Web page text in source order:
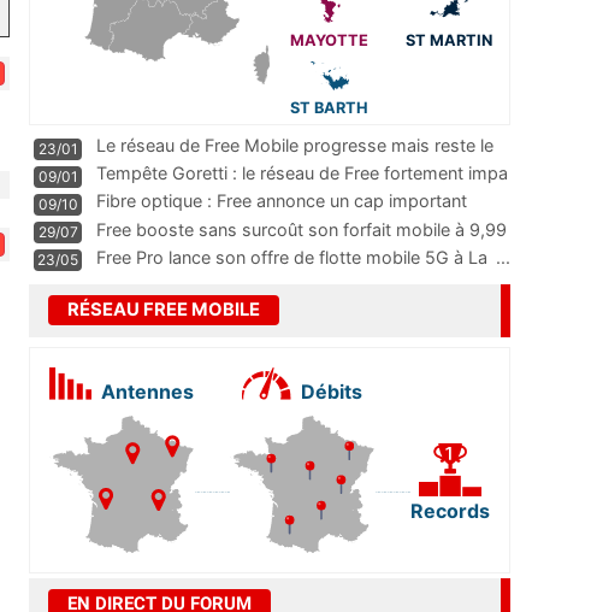
MAYOTTE ST MARTIN
ST BARTH
23/01
Le réseau de Free Mobile progresse mais reste le
m
...
09/01
Tempête Goretti : le réseau de Free fortement impa
09/10
Fibre optique : Free annonce un cap important
pass
...
29/07
Free booste sans surcoût son forfait mobile à 9,99
23/05 Free Pro lance son offre de flotte mobile 5G à La ...
RÉSEAU FREE MOBILE
Antennes Débits
Records
EN DIRECT DU FORUM